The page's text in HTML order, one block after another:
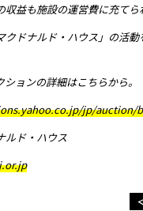
益も施設の運営費に充てら
クドナルド・ハウス」の活動
ョンの詳細はこちらから。
jp/auction/
ルド・ハウス